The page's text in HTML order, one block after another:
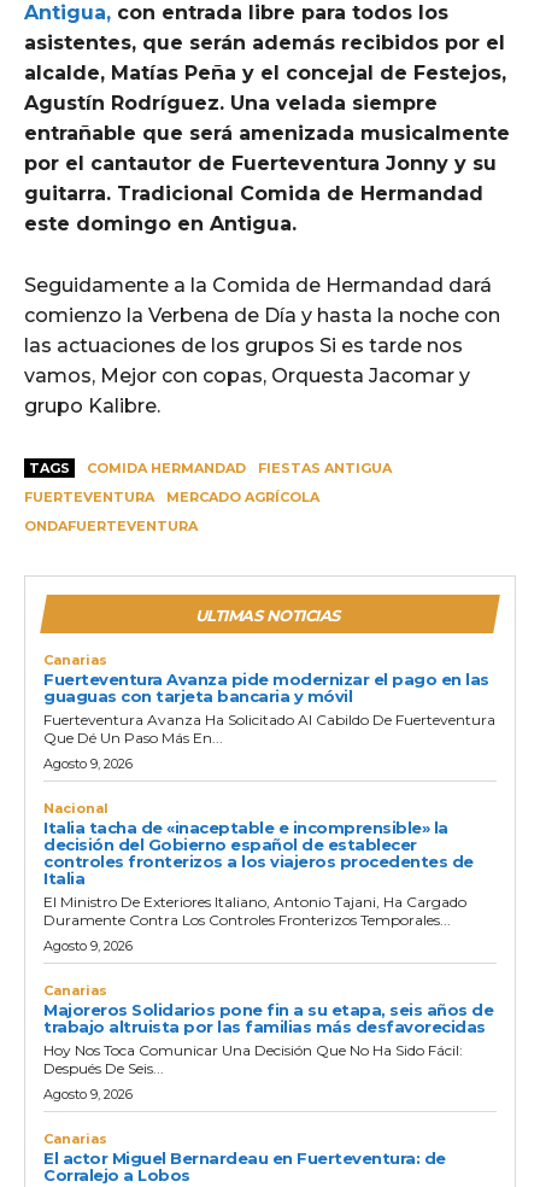
Antigua, con entrada libre para todos los
asistentes, que serán además recibidos por el
alcalde, Matías Peña y el concejal de Festejos,
Agustín Rodríguez. Una velada siempre
entrañable que será amenizada musicalmente
por el cantautor de Fuerteventura Jonny y su
guitarra. Tradicional Comida de Hermandad
este domingo en Antigua.
Seguidamente a la Comida de Hermandad dará
comienzo la Verbena de Día y hasta la noche con
las actuaciones de los grupos Si es tarde nos
vamos, Mejor con copas, Orquesta Jacomar y
grupo Kalibre.
TAGS COMIDA HERMANDAD
FIESTAS ANTIGUA
FUERTEVENTURA
MERCADO AGRÍCOLA
ONDAFUERTEVENTURA
ULTIMAS NOTICIAS
Canarias
Fuerteventura Avanza pide modernizar el pago en las
guaguas con tarjeta bancaria y móvil
Fuerteventura Avanza Ha Solicitado Al Cabildo De Fuerteventura
Que Dé Un Paso Más En...
Agosto 9, 2026
Nacional
Italia tacha de «inaceptable e incomprensible» la
decisión del Gobierno español de establecer
controles fronterizos a los viajeros procedentes de
Italia
El Ministro De Exteriores Italiano, Antonio Tajani, Ha Cargado
Duramente Contra Los Controles Fronterizos Temporales...
Agosto 9, 2026
Canarias
Majoreros Solidarios pone fin a su etapa, seis años de
trabajo altruista por las familias más desfavorecidas
Hoy Nos Toca Comunicar Una Decisión Que No Ha Sido Fácil:
Después De Seis...
Agosto 9, 2026
Canarias
El actor Miguel Bernardeau en Fuerteventura: de
Corralejo a Lobos